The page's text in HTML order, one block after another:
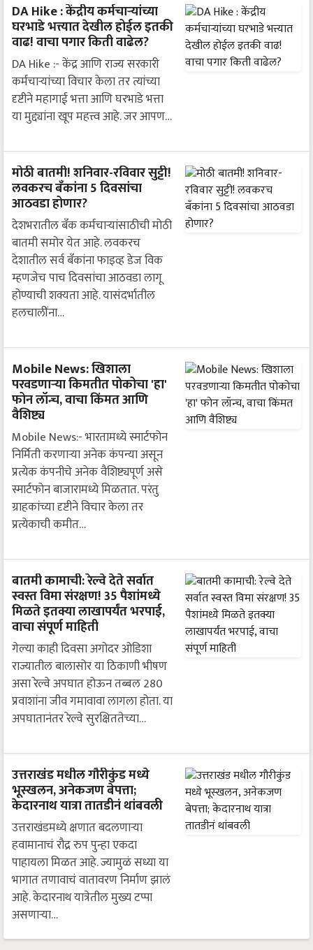
DA Hike : केंद्रीय कर्मचाऱ्यांच्या
घरभाडे भत्त्यात देखील होईल इतकी
वाढ! वाचा पगार किती वाढेल?
DA Hike :- केंद्र आणि राज्य सरकारी
कर्मचाऱ्यांच्या विचार केला तर त्यांच्या
दृष्टीने महागाई भत्ता आणि घरभाडे भत्ता
या मुद्द्यांना खूप महत्त्व आहे. जर आपण…
मोठी बातमी! शनिवार-रविवार सुट्टी!
लवकरच बँकांना 5 दिवसांचा
आठवडा होणार?
देशभरातील बँक कर्मचाऱ्यांसाठीची मोठी
बातमी समोर येत आहे. लवकरच
देशातील सर्व बँकांना फाइव्ह डेज विक
म्हणजेच पाच दिवसांचा आठवडा लागू
होण्याची शक्यता आहे. यासंदर्भातील
हलचालींना…
Mobile News: खिशाला
परवडणाऱ्या किमतीत पोकोचा 'हा'
फोन लॉन्च, वाचा किंमत आणि
वैशिष्ट्य
Mobile News:- भारतामध्ये स्मार्टफोन
निर्मिती करणाऱ्या अनेक कंपन्या असून
प्रत्येक कंपनीचे अनेक वैशिष्ट्यपूर्ण असे
स्मार्टफोन बाजारामध्ये मिळतात. परंतु
ग्राहकांच्या दृष्टीने विचार केला तर
प्रत्येकाची कमीत…
बातमी कामाची: रेल्वे देते सर्वात
स्वस्त विमा संरक्षण! 35 पैशांमध्ये
मिळते इतक्या लाखापर्यंत भरपाई,
वाचा संपूर्ण माहिती
गेल्या काही दिवसा अगोदर ओडिशा
राज्यातील बालासोर या ठिकाणी भीषण
असा रेल्वे अपघात होऊन तब्बल 280
प्रवाशांना जीव गमावावा लागला होता. या
अपघातानंतर रेल्वे सुरक्षिततेच्या…
उत्तराखंड मधील गौरीकुंड मध्ये
भूस्खलन, अनेकजण बेपत्ता;
केदारनाथ यात्रा तातडीनं थांबवली
उत्तराखंडमध्ये क्षणात बदलणाऱ्या
हवामानाचं रौद्र रुप पुन्हा एकदा
पाहायला मिळत आहे. ज्यामुळं सध्या या
भागात तणावाचं वातावरण निर्माण झालं
आहे. केदारनाथ यात्रेतील मुख्य टप्पा
असणाऱ्या…